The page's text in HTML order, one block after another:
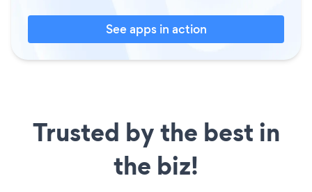
See apps in action
Trusted by the best in
the biz!